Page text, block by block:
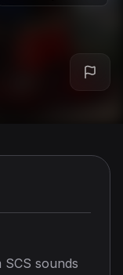
sounds